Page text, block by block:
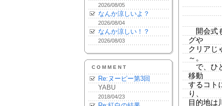
2026/08/05
なんか涼しいよ？
2026/08/04
なんか涼しい！？
2026/08/03
COMMENT
Re:ヌーピー第3回
YABU
2018/04/23
開会式
グや
クリアじ
～。
で、ひ
移動
するコト
り、
目的地は